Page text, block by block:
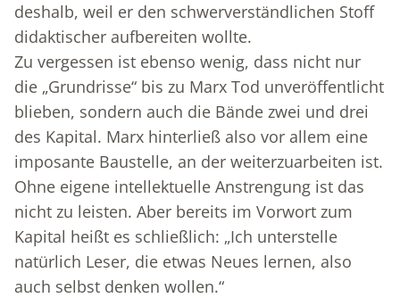
deshalb, weil er den schwerverständlichen Stoff
didaktischer aufbereiten wollte.
Zu vergessen ist ebenso wenig, dass nicht nur
die „Grundrisse“ bis zu Marx Tod unveröffentlicht
blieben, sondern auch die Bände zwei und drei
des Kapital. Marx hinterließ also vor allem eine
imposante Baustelle, an der weiterzuarbeiten ist.
Ohne eigene intellektuelle Anstrengung ist das
nicht zu leisten. Aber bereits im Vorwort zum
Kapital heißt es schließlich: „Ich unterstelle
natürlich Leser, die etwas Neues lernen, also
auch selbst denken wollen.“